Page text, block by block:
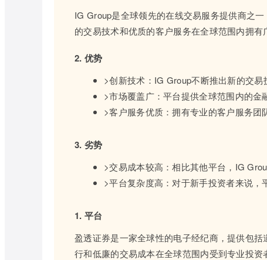
IG Group是全球领先的在线交易服务提供商之
的交易技术和优质的客户服务在全球范围内拥有
2. 优势
>创新技术：IG Group不断推出新的交易
>市场覆盖广：平台提供全球范围内的金
>客户服务优质：拥有专业的客户服务团
3. 劣势
>交易成本较高：相比其他平台，IG
>平台复杂度高：对于新手投资者来说，
1. 平台
盈透证券是一家全球性的电子经纪商，提供包
行和低廉的交易成本在全球范围内受到专业投资